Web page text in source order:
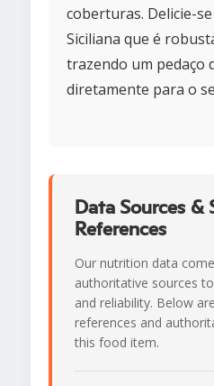
coberturas. Delicie-
Siciliana que é
trazendo um pedaço
diretamente para o
Data Sources &
References
Our nutrition data
authoritative sources
and reliability. Below
references and
this food item.